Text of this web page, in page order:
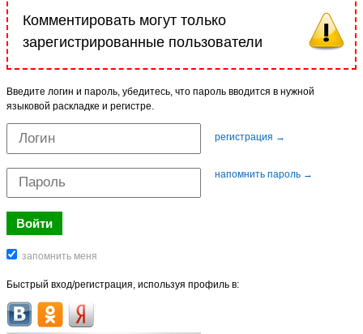
Комментировать могут только
зарегистрированные пользователи
Введите логин и пароль, убедитесь, что пароль вводится в нужной
языковой раскладке и регистре.
регистрация →
напомнить пароль →
Быстрый вход/регистрация, используя профиль в: